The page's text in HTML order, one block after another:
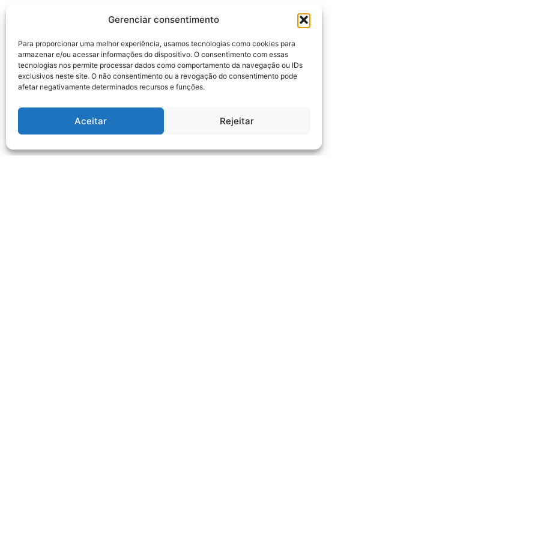
Gerenciar consentimento
Para proporcionar uma melhor experiência, usamos tecnologias como cookies para
armazenar e/ou acessar informações do dispositivo. O consentimento com essas
tecnologias nos permite processar dados como comportamento da navegação ou IDs
exclusivos neste site. O não consentimento ou a revogação do consentimento pode
afetar negativamente determinados recursos e funções.
Aceitar Rejeitar